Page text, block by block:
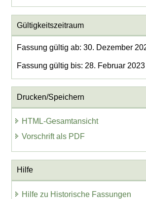
Gültigkeitszeitraum
Fassung gültig ab: 30. Dezember
Fassung gültig bis: 28. Februar 2023
Drucken/Speichern
HTML-Gesamtansicht
Vorschrift als PDF
Hilfe
Hilfe zu Historische Fassungen